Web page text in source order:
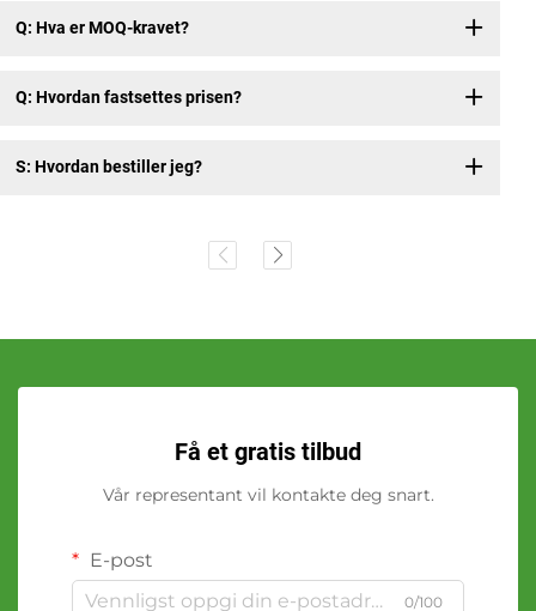
Q: Hva er MOQ-kravet?
Q: Hvordan fastsettes prisen?
S: Hvordan bestiller jeg?
Få et gratis tilbud
Vår representant vil kontakte deg snart.
E-post
0/100